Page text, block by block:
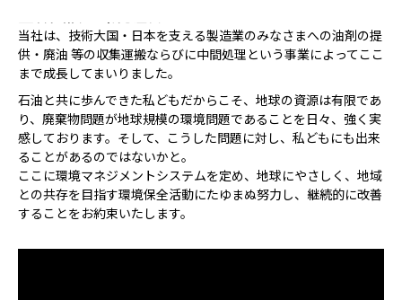
当社は、技術大国・日本を支える製造業のみなさまへの油剤の提
供・廃油 等の収集運搬ならびに中間処理という事業によってここ
まで成長してまいりました。
石油と共に歩んできた私どもだからこそ、地球の資源は有限であ
り、廃棄物問題が地球規模の環境問題であることを日々、強く実
感しております。そして、こうした問題に対し、私どもにも出来
ることがあるのではないかと。
ここに環境マネジメントシステムを定め、地球にやさしく、地域
との共存を目指す環境保全活動にたゆまぬ努力し、継続的に改善
することをお約束いたします。